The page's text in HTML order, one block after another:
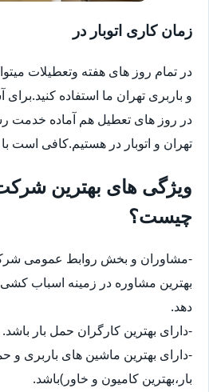
زمان کاری اتوبار در
در تمام روز های هفته وتعطیلات
و باربری تهران ما استفاده
در روز های تعطیل هم آماده خدمت
تهران و اتوبار در هستیم.کافی است
ویژگی های بهترین شرکت
چیست؟
-مشاوران و بخش روابط عمومی
بهترین مشاوره در زمینه اسباب کشی
دهد.
-دارای بهترین کارگران حمل بار باشد.
-دارای بهترین ماشین های باربری و
بار،بهترین کامیون و خاور)باشد.